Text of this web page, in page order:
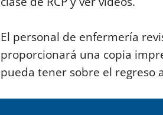
El personal de enfermería
proporcionará una copia
pueda tener sobre el regreso